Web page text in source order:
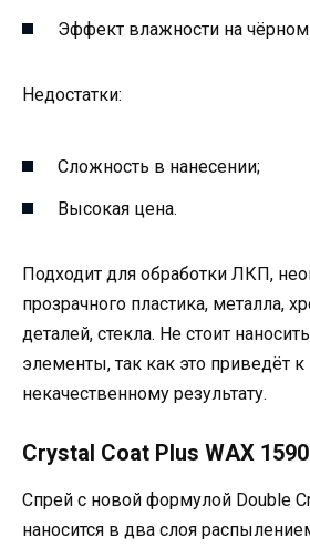
Эффект влажности на чёрном
Недостатки:
Сложность в нанесении;
Высокая цена.
Подходит для обработки ЛКП,
прозрачного пластика, металла,
деталей, стекла. Не стоит
элементы, так как это приведёт
некачественному результату.
Crystal Coat Plus WAX
Спрей с новой формулой Double
наносится в два слоя